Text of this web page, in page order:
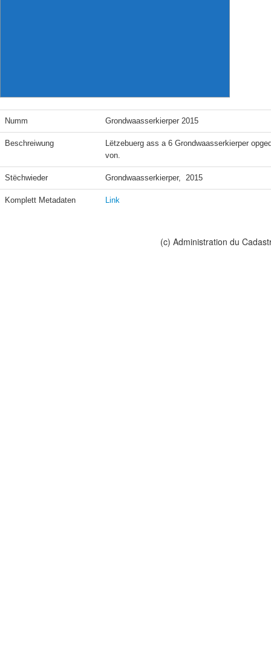
Numm Grondwaasserkierper 2015
Beschreiwung
Lëtzebuerg ass a 6 Grondwaasserkierper
von.
Stëchwieder Grondwaasserkierper,  2015
Komplett Metadaten Link
(c) Administration du